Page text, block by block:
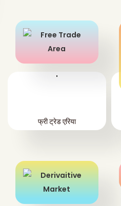
'
फ्री ट्रेड एरिया